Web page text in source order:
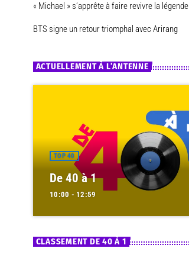
« Michael » s’apprête à faire revivre la légende
BTS signe un retour triomphal avec Arirang
ACTUELLEMENT À L’ANTENNE
TOP 40
De 40 à 1
10:00 - 12:59
CLASSEMENT DE 40 À 1